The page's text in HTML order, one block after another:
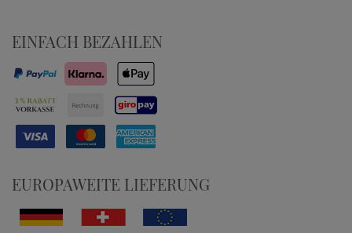
EINFACH BEZAHLEN
EUROPAWEITE LIEFERUNG